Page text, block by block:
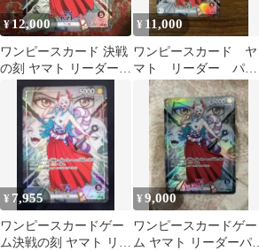
¥12,000
ワンピースカード 決戦
の刻 ヤマト リーダー
パラレル OP06-079
¥ 11,000
ワンピースカード ヤ
マト リーダー パラ
レル
¥ 7,955
ワンピースカードゲー
ム決戦の刻 ヤマト リー
¥9,000
ワンピースカードゲー
ム ヤマト リーダーパラ